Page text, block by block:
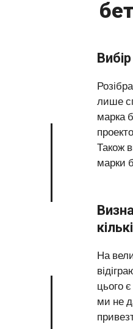
лише
марка
Також
марки
На
цього
ми не